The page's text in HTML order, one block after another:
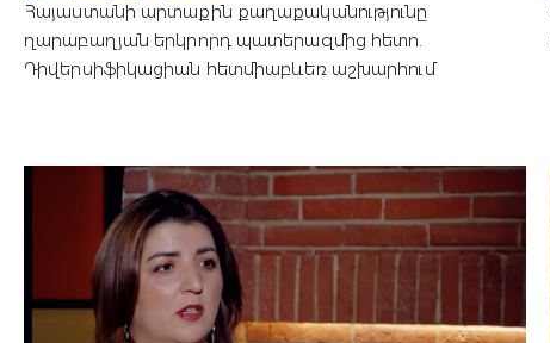
Հայաստանի արտաքին քաղաքականությունը
ղարաբաղյան երկրորդ պատերազմից հետո.
Դիվերսիֆիկացիան հետմիաբևեռ աշխարհում